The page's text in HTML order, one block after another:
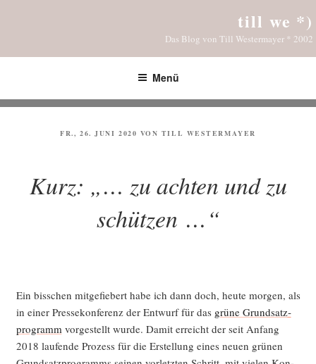
till we *)
Das Blog von Till Westermayer * 2002
Menü
VERÖFFENTLICHT
FR., 26. JUNI 2020 VON TILL WESTERMAYER
Kurz: „… zu achten und zu
schützen …“
Ein biss­chen mit­ge­fie­bert habe ich dann doch, heu­te mor­gen, als
in einer Pres­se­kon­fe­renz der Ent­wurf für das grü­ne Grund­satz­
pro­gramm vor­ge­stellt wur­de. Damit erreicht der seit Anfang
2018 lau­fen­de Pro­zess für die Erstel­lung eines neu­en grü­nen